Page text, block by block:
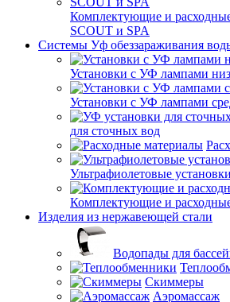
Комплектующие и
SCOUT и SPA
Системы Уф обеззараживания
Установки с УФ лампами
Установки с УФ лампами
для сточных вод
Ультрафиолетовые
Комплектующие и
Изделия из нержавеющей стали
Водопады для
Скиммеры
Аэромассаж